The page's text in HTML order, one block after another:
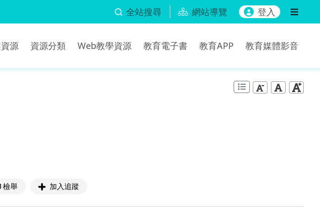
全站搜尋 網站導覽 登入
源 資源分類 Web教學資源 教育電子書 教育APP 教育媒體影音
檢舉 加入追蹤